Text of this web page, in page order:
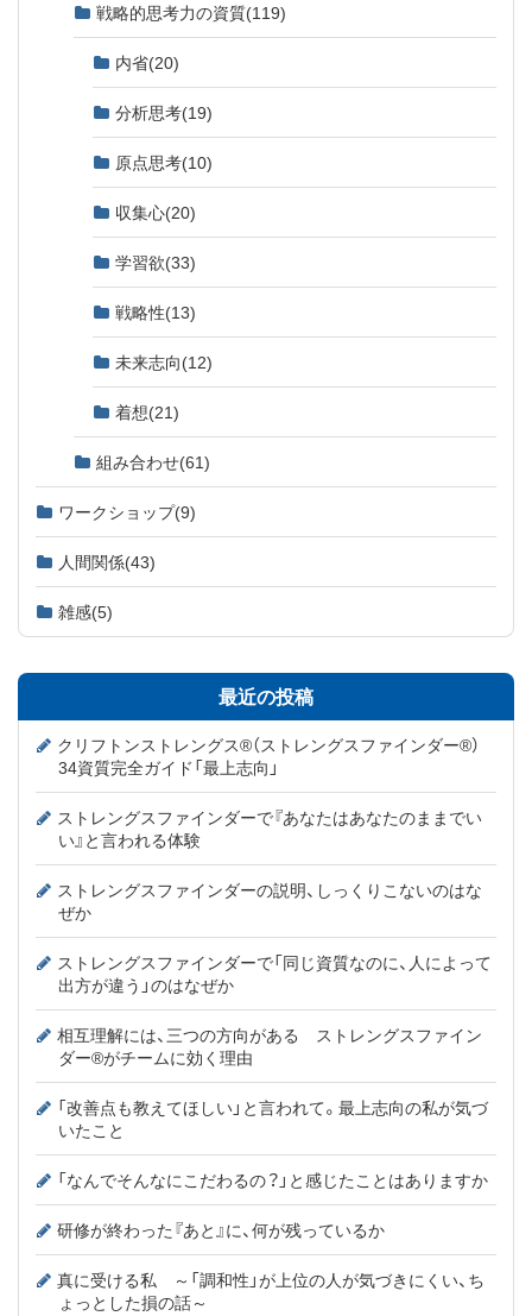
戦略的思考力の資質(119)
内省(20)
分析思考(19)
原点思考(10)
収集心(20)
学習欲(33)
戦略性(13)
未来志向(12)
着想(21)
組み合わせ(61)
ワークショップ(9)
人間関係(43)
雑感(5)
最近の投稿
クリフトンストレングス®（ストレングスファインダー®）
34資質完全ガイド「最上志向」
ストレングスファインダーで『あなたはあなたのままでい
い』と言われる体験
ストレングスファインダーの説明、しっくりこないのはな
ぜか
ストレングスファインダーで「同じ資質なのに、人によって
出方が違う」のはなぜか
相互理解には、三つの方向がある ストレングスファイン
ダー®がチームに効く理由
「改善点も教えてほしい」と言われて。最上志向の私が気づ
いたこと
「なんでそんなにこだわるの？」と感じたことはありますか
研修が終わった『あと』に、何が残っているか
真に受ける私 ～「調和性」が上位の人が気づきにくい、ち
ょっとした損の話～